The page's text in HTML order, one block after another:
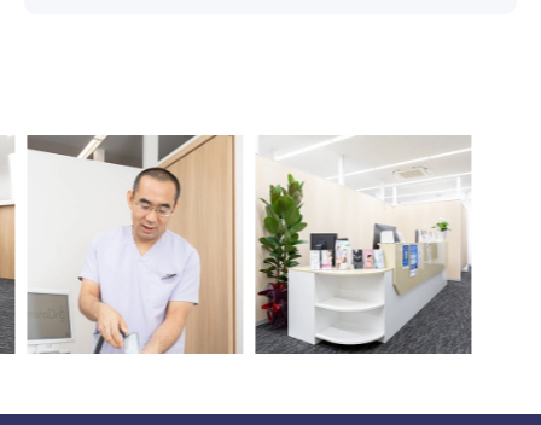
Previous